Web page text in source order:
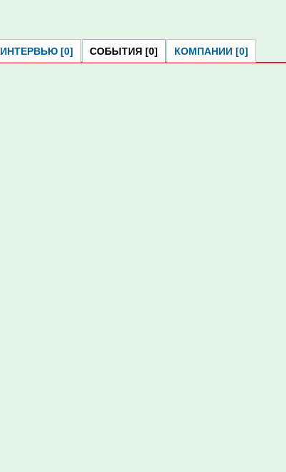
ИНТЕРВЬЮ [0] СОБЫТИЯ [0] КОМПАНИИ [0]